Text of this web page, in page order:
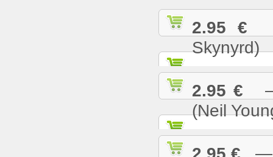
2.95 €
Skynyrd)
2.95 € —
(Neil